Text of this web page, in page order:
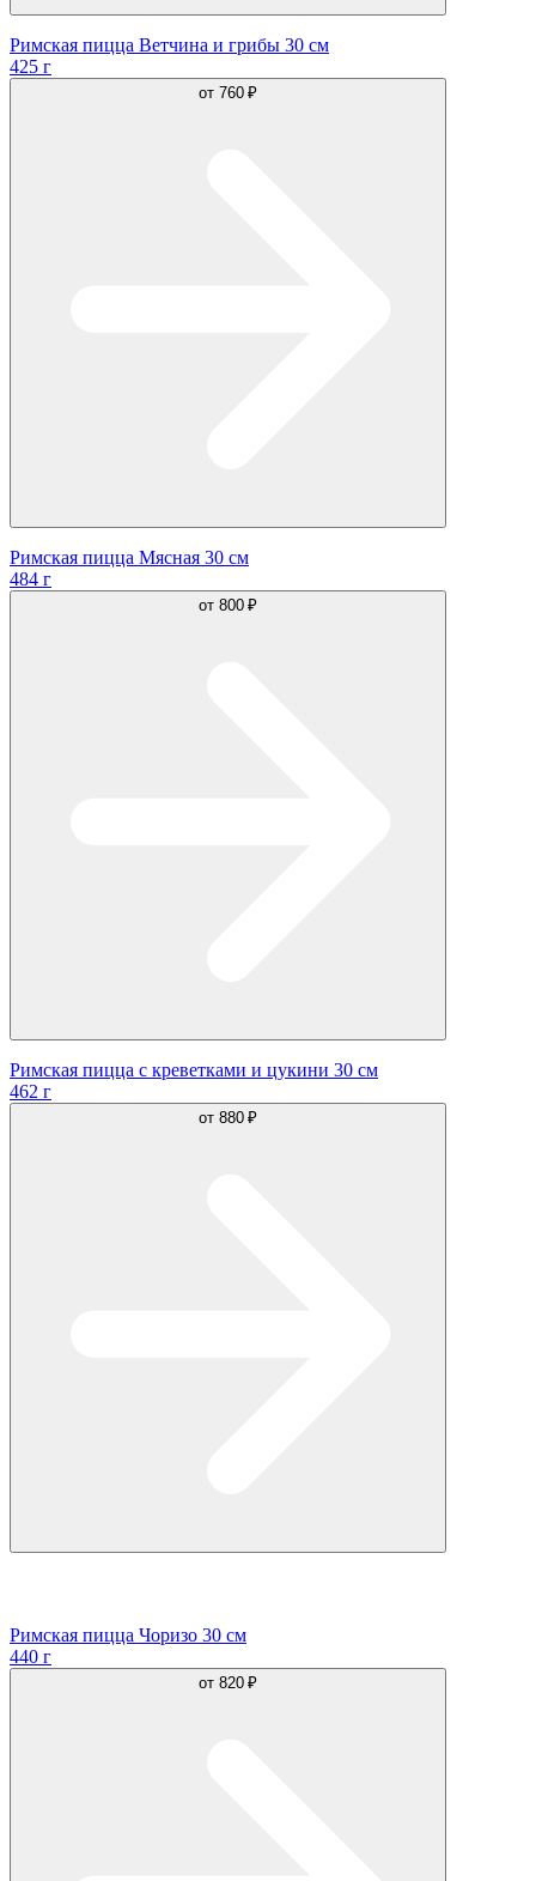
Римская пицца Ветчина и грибы 30 см
425 г
от 760 ₽
Римская пицца Мясная 30 см
484 г
от 800 ₽
Римская пицца с креветками и цукини 30 см
462 г
от 880 ₽
Римская пицца Чоризо 30 см
440 г
от 820 ₽